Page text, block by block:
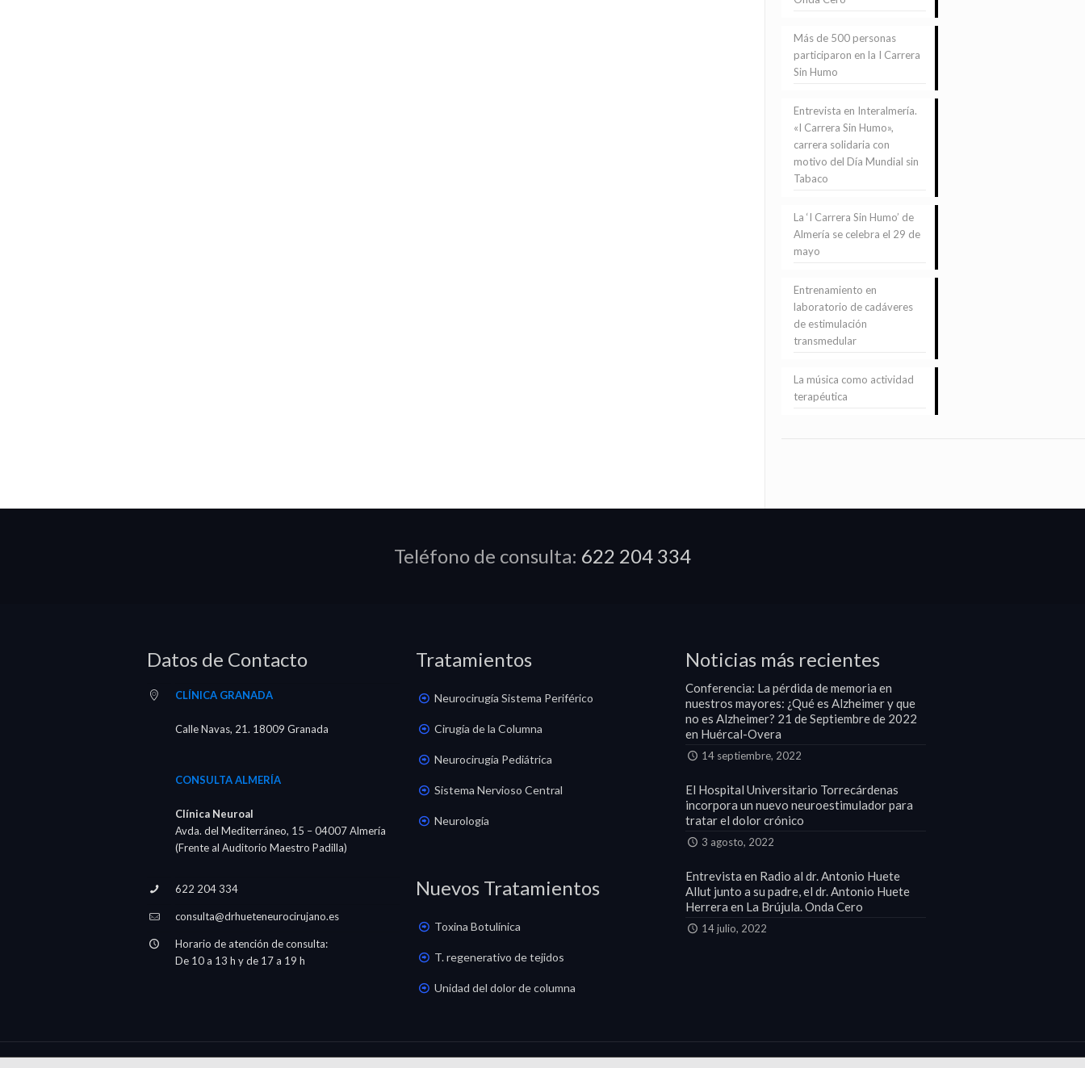
Más de 500 personas
participaron en la I Carrera
Sin Humo
Entrevista en Interalmería.
«I Carrera Sin Humo»,
carrera solidaria con
motivo del Día Mundial sin
Tabaco
La ‘I Carrera Sin Humo’ de
Almería se celebra el 29 de
mayo
Entrenamiento en
laboratorio de cadáveres
de estimulación
transmedular
La música como actividad
terapéutica
Teléfono de consulta: 622 204 334
Datos de Contacto
CLÍNICA GRANADA
Calle Navas, 21. 18009 Granada
CONSULTA ALMERÍA
Clínica Neuroal
Avda. del Mediterráneo, 15 – 04007 Almería
(Frente al Auditorio Maestro Padilla)
622 204 334
consulta@drhueteneurocirujano.es
Horario de atención de consulta:
De 10 a 13 h y de 17 a 19 h
Tratamientos
Neurocirugía Sistema Periférico
Cirugía de la Columna
Neurocirugía Pediátrica
Sistema Nervioso Central
Neurología
Nuevos Tratamientos
Toxina Botulínica
T. regenerativo de tejidos
Unidad del dolor de columna
Noticias más recientes
Conferencia: La pérdida de memoria en
nuestros mayores: ¿Qué es Alzheimer y que
no es Alzheimer? 21 de Septiembre de 2022
en Huércal-Overa
14 septiembre, 2022
El Hospital Universitario Torrecárdenas
incorpora un nuevo neuroestimulador para
tratar el dolor crónico
3 agosto, 2022
Entrevista en Radio al dr. Antonio Huete
Allut junto a su padre, el dr. Antonio Huete
Herrera en La Brújula. Onda Cero
14 julio, 2022